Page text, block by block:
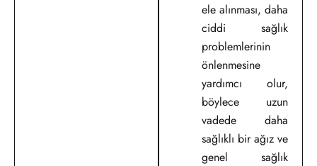
ele alınması, daha
ciddi sağlık
problemlerinin
önlenmesine
yardımcı olur,
böylece uzun
vadede daha
sağlıklı bir ağız ve
genel sağlık